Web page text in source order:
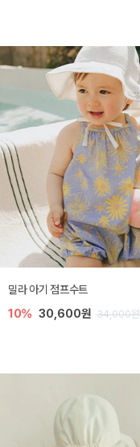
밀라 아기 점프수트
10% 30,600원 34,000원